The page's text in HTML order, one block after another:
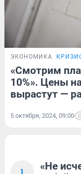
ЭКОНОМИКА
«Смотрим
10%». Цены
вырастут —
5 октября, 2024, 09:00
«Не